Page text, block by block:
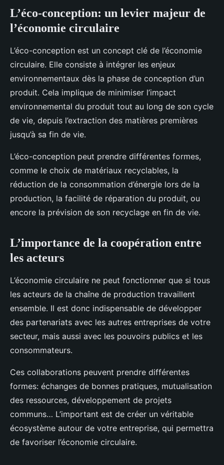
L’éco-conception: un levier majeur de
l’économie circulaire
L’éco-conception est un concept clé de l’économie
circulaire. Elle consiste à intégrer les enjeux
environnementaux dès la phase de conception d’un
produit. Cela implique de minimiser l’impact
environnemental du produit tout au long de son cycle
de vie, depuis l’extraction des matières premières
jusqu’à sa fin de vie.
L’éco-conception peut prendre différentes formes,
comme le choix de matériaux recyclables, la
réduction de la consommation d’énergie lors de la
production, la facilité de réparation du produit, ou
encore la prévision de son recyclage en fin de vie.
L’importance de la coopération entre
les acteurs
L’économie circulaire ne peut fonctionner que si tous
les acteurs de la chaîne de production travaillent
ensemble. Il est donc indispensable de développer
des partenariats avec les autres entreprises de votre
secteur, mais aussi avec les pouvoirs publics et les
consommateurs.
Ces collaborations peuvent prendre différentes
formes: échanges de bonnes pratiques, mutualisation
des ressources, développement de projets
communs… L’important est de créer un véritable
écosystème autour de votre entreprise, qui permettra
de favoriser l’économie circulaire.